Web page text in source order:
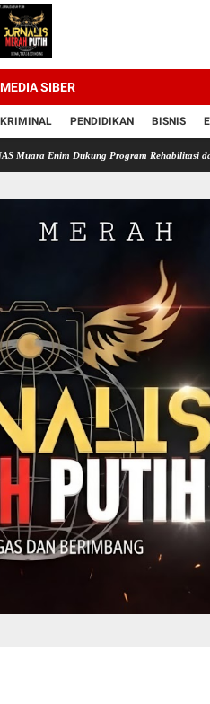
SIBER
PENDIDIKAN BISNIS
Dukung Program Rehabilitasi dan